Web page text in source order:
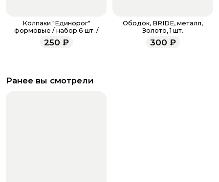
Колпаки "Единорог"
формовые / набор 6 шт. /
250 ₽
Ободок, BRIDE, металл,
Золото, 1 шт.
300 ₽
Ранее вы смотрели